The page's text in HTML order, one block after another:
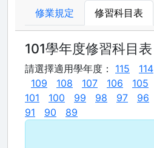
修業規定 修習科目表
101學年度修習科目表
請選擇適用學年度： 115 114
109
108 107 106 105
101
100 99 98 97 96
91
90 89